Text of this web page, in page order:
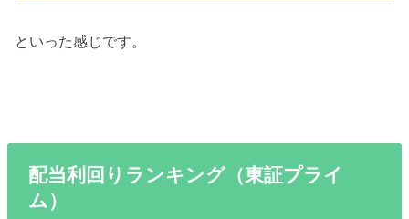
といった感じです。
配当利回りランキング（東証プライ
ム）